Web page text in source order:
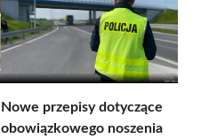
Nowe przepisy dotyczące
obowiązkowego noszenia